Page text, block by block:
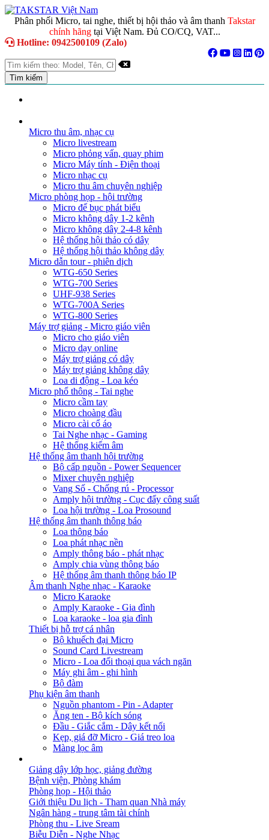
Phân phối Micro, tai nghe, thiết bị hội thảo và âm thanh Takstar
chính hãng tại Việt Nam. Đủ CO/CQ, VAT...
Hotline: 0942500109 (Zalo)
Micro thu âm, nhạc cụ
Micro livestream
Micro phỏng vấn, quay phim
Micro Máy tính - Điện thoại
Micro nhạc cụ
Micro thu âm chuyên nghiệp
Micro phòng họp - hội trường
Micro để bục phát biểu
Micro không dây 1-2 kênh
Micro không dây 2-4-8 kênh
Hệ thống hội thảo có dây
Hệ thống hội thảo không dây
Micro dẫn tour - phiên dịch
WTG-650 Series
WTG-700 Series
UHF-938 Series
WTG-700A Series
WTG-800 Series
Máy trợ giảng - Micro giáo viên
Micro cho giáo viên
Micro dạy online
Máy trợ giảng có dây
Máy trợ giảng không dây
Loa di động - Loa kéo
Micro phổ thông - Tai nghe
Micro cầm tay
Micro choàng đầu
Micro cài cổ áo
Tai Nghe nhạc - Gaming
Hệ thống kiểm âm
Hệ thống âm thanh hội trường
Bộ cấp nguồn - Power Sequencer
Mixer chuyên nghiệp
Vang Số - Chống rú - Processor
Amply hội trường - Cục đẩy công suất
Loa hội trường - Loa Prosound
Hệ thống âm thanh thông báo
Loa thông báo
Loa phát nhạc nền
Amply thông báo - phát nhạc
Amply chia vùng thông báo
Hệ thống âm thanh thông báo IP
Âm thanh Nghe nhạc - Karaoke
Micro Karaoke
Amply Karaoke - Gia đình
Loa karaoke - loa gia đình
Thiết bị hỗ trợ cá nhân
Bộ khuếch đại Micro
Sound Card Livestream
Micro - Loa đối thoại qua vách ngăn
Máy ghi âm - ghi hình
Bộ đàm
Phụ kiện âm thanh
Nguồn phantom - Pin - Adapter
Ăng ten - Bộ kích sóng
Đầu - Giắc cắm - Dây kết nối
Kẹp, giá đỡ Micro - Giá treo loa
Màng lọc âm
Giảng dậy lớp học, giảng đường
Bệnh viện, Phòng khám
Phòng họp - Hội thảo
Giới thiệu Du lịch - Tham quan Nhà máy
Ngân hàng - trung tâm tài chính
Phòng thu - Live Sream
Biễu Diễn - Nghe Nhạc